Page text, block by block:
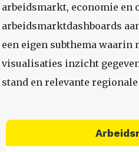
arbeidsmarkt, economie
arbeidsmarktdashboards
een eigen subthema waarin
visualisaties inzicht
stand en relevante